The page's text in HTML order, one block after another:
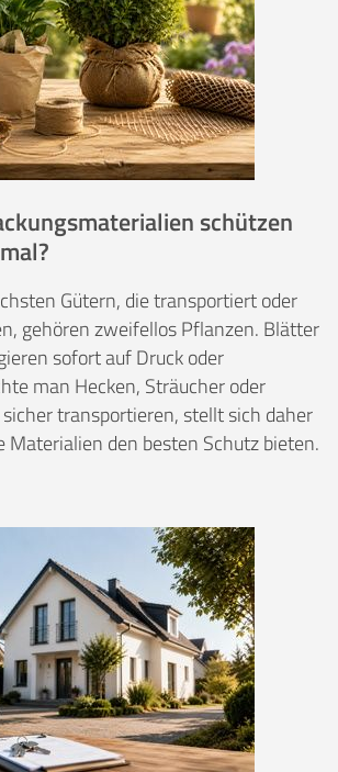
schützen
Gütern, die transportiert oder
gehören zweifellos Pflanzen. Blätter
sofort auf Druck oder
man Hecken, Sträucher oder
transportieren, stellt sich daher
Materialien den besten Schutz bieten.